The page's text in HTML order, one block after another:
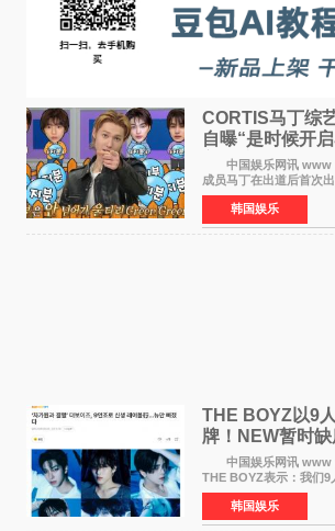
CORTIS马丁综
自曝“是时候开
美巡演火热进行
中国娱乐网讯 www yule
成员马丁在出道后首次
目，展现了多才多艺的
播出的MBC《Radio
之间，I&lsquo;m
韩国娱乐
THE BOYZ以9
牌！NEW暂时
定不移继续
中国娱乐网讯 www
THE BOYZ表示：我们9
BOYZ组合活动，并且已
签约。目前正在新生厂
离开THE BOYZ原所
韩国娱乐